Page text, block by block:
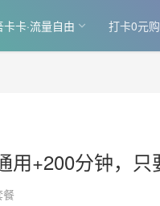
卡卡·流量自由 打卡0元购
用+200分钟，只
餐